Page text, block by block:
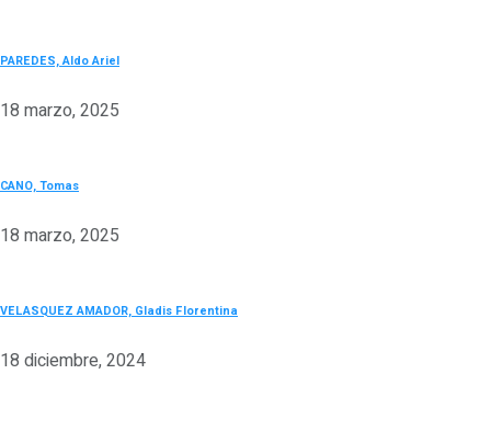
PAREDES, Aldo Ariel
18 marzo, 2025
CANO, Tomas
18 marzo, 2025
VELASQUEZ AMADOR, Gladis Florentina
18 diciembre, 2024